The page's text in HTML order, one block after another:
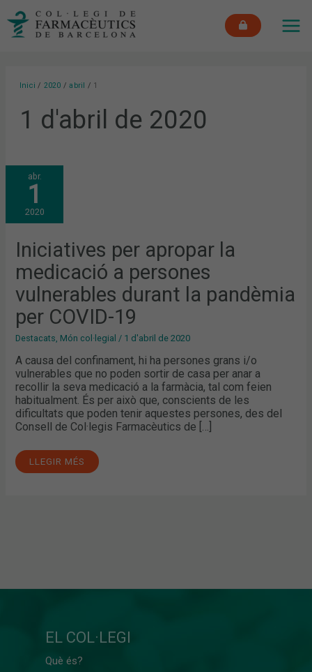
Inici 2020 abril 1
1 d'abril de 2020
abr.
1
2020
Iniciatives per apropar la
medicació a persones
vulnerables durant la pandèmia
per COVID-19
Destacats Món col·legial / 1 d'abril de 2020
A causa del confinament, hi ha persones grans i/o
vulnerables que no poden sortir de casa per anar a
recollir la seva medicació a la farmàcia, tal com feien
habitualment. És per això que, conscients de les
dificultats que poden tenir aquestes persones, des del
Consell de Col·legis Farmacèutics de […]
INICIATIVES
PER
APROPAR
MEDICACIÓ
A
PERSONES
DURANT
LA
PANDÈMIA
PER
COVID-
19
LLEGIR MÉS
EL COL·LEGI
Què és?